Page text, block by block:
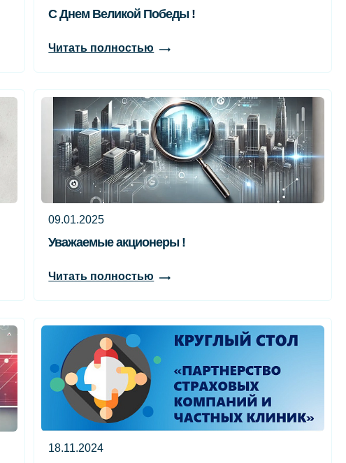
С Днем Великой Победы !
Читать полностью
09.01.2025
Уважаемые акционеры !
Читать полностью
18.11.2024